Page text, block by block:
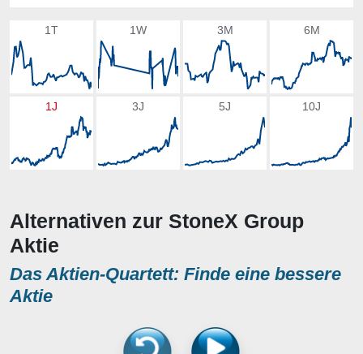
1T 1W 3M 6M
1J 3J 5J 10J
Alternativen zur StoneX Group
Aktie
Das Aktien-Quartett: Finde eine bessere
Aktie